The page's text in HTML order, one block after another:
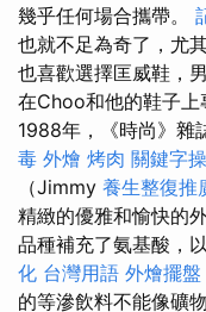
幾乎任何場合攜帶。
也就不足為奇了，尤
也喜歡選擇匡威鞋，
在Choo和他的鞋子上
1988年，《時尚》雜
毒 外燴 烤肉 關鍵字
（Jimmy 養生整復推
精緻的優雅和愉快的
品種補充了氨基酸，
化 台灣用語 外燴擺盤
的等滲飲料不能像礦